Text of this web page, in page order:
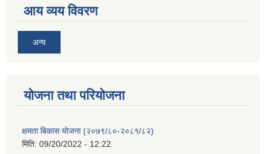
आय व्यय विवरण
अन्य
याेजना तथा परियाेजना
क्षमता बिकास योजना (२०७९/८०-२०८१/८२)
मिति: 09/20/2022 - 12:22